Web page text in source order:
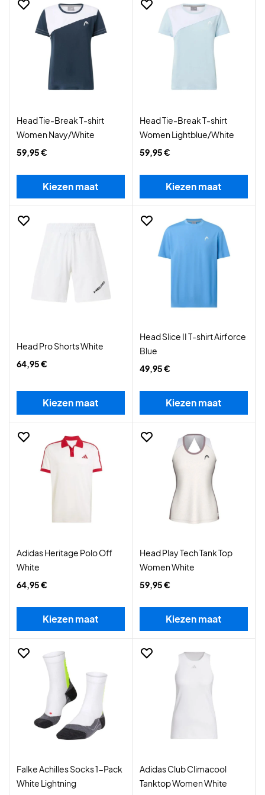
Head Tie-Break T-shirt
Women Navy/White
59,95 €
Kiezen maat
Head Tie-Break T-shirt
Women Lightblue/White
59,95 €
Kiezen maat
Head Pro Shorts White
64,95 €
Kiezen maat
Head Slice II T-shirt Airforce
Blue
49,95 €
Kiezen maat
Adidas Heritage Polo Off
White
64,95 €
Kiezen maat
Head Play Tech Tank Top
Women White
59,95 €
Kiezen maat
Falke Achilles Socks 1-Pack
White Lightning
Adidas Club Climacool
Tanktop Women White